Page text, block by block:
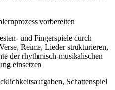
vorbereiten
und Fingerspiele durch
Reime, Lieder strukturieren,
der rhythmisch-musikalischen
einsetzen
Schattenspiel